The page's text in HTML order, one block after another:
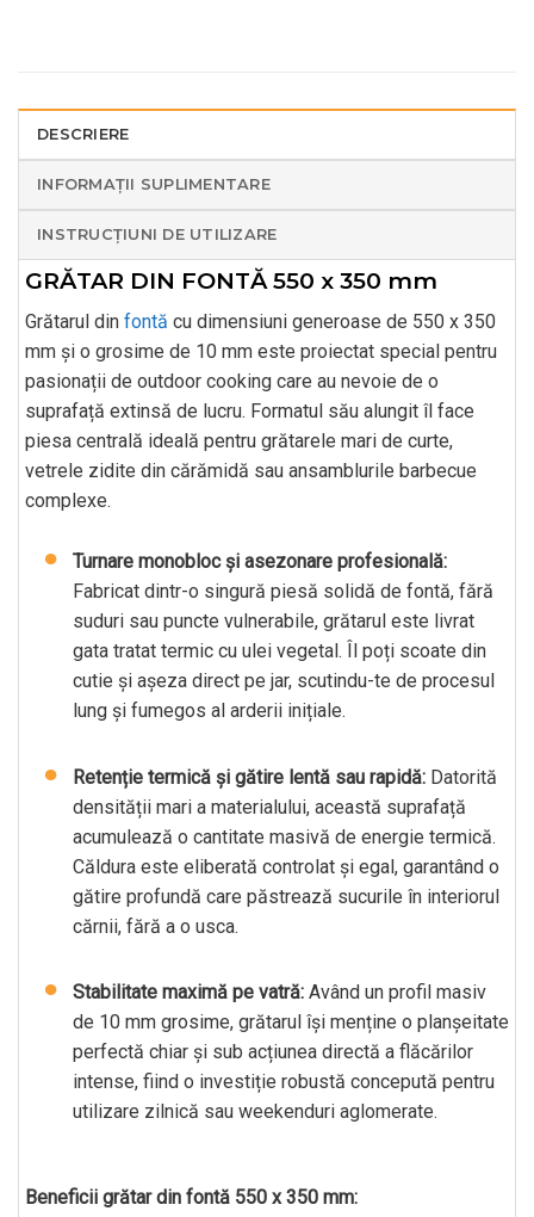
DESCRIERE
INFORMAȚII SUPLIMENTARE
INSTRUCȚIUNI DE UTILIZARE
GRĂTAR DIN FONTĂ 550 x 350 mm
Grătarul din fontă cu dimensiuni generoase de 550 x 350
mm și o grosime de 10 mm este proiectat special pentru
pasionații de outdoor cooking care au nevoie de o
suprafață extinsă de lucru. Formatul său alungit îl face
piesa centrală ideală pentru grătarele mari de curte,
vetrele zidite din cărămidă sau ansamblurile barbecue
complexe.
Turnare monobloc și asezonare profesională:
Fabricat dintr-o singură piesă solidă de fontă, fără
suduri sau puncte vulnerabile, grătarul este livrat
gata tratat termic cu ulei vegetal. Îl poți scoate din
cutie și așeza direct pe jar, scutindu-te de procesul
lung și fumegos al arderii inițiale.
Retenție termică și gătire lentă sau rapidă: Datorită
densității mari a materialului, această suprafață
acumulează o cantitate masivă de energie termică.
Căldura este eliberată controlat și egal, garantând o
gătire profundă care păstrează sucurile în interiorul
cărnii, fără a o usca.
Stabilitate maximă pe vatră: Având un profil masiv
de 10 mm grosime, grătarul își menține o planșeitate
perfectă chiar și sub acțiunea directă a flăcărilor
intense, fiind o investiție robustă concepută pentru
utilizare zilnică sau weekenduri aglomerate.
Beneficii grătar din fontă 550 x 350 mm: